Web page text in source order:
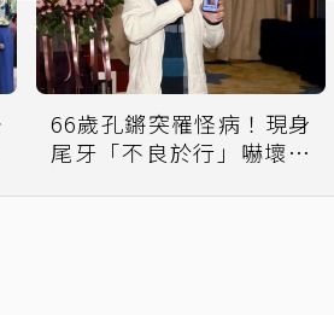
66歲孔鏘突罹怪病！現身
尾牙「不良於行」嚇壞眾